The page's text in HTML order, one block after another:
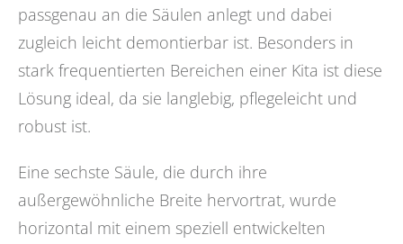
passgenau an die Säulen anlegt und dabei
zugleich leicht demontierbar ist. Besonders in
stark frequentierten Bereichen einer Kita ist diese
Lösung ideal, da sie langlebig, pflegeleicht und
robust ist.
Eine sechste Säule, die durch ihre
außergewöhnliche Breite hervortrat, wurde
horizontal mit einem speziell entwickelten